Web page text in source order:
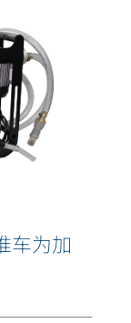
车为加